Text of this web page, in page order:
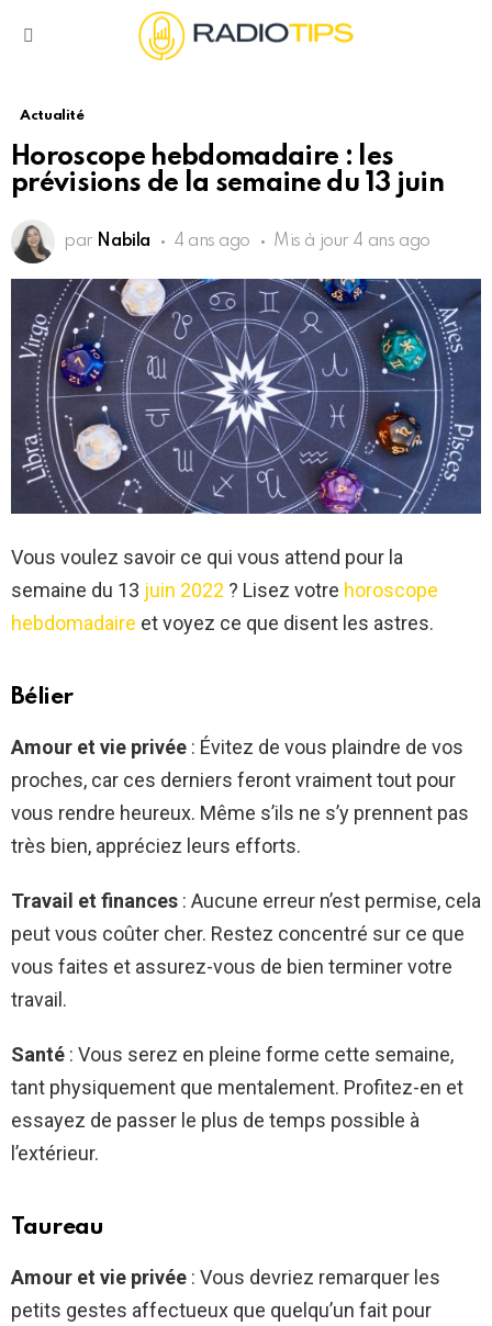
Actualité
Horoscope hebdomadaire : les
prévisions de la semaine du 13 juin
par Nabila 4 ans ago Mis à jour 4 ans ago
Vous voulez savoir ce qui vous attend pour la
semaine du 13 juin 2022 ? Lisez votre horoscope
hebdomadaire et voyez ce que disent les astres.
Bélier
Amour et vie privée : Évitez de vous plaindre de vos
proches, car ces derniers feront vraiment tout pour
vous rendre heureux. Même s’ils ne s’y prennent pas
très bien, appréciez leurs efforts.
Travail et finances : Aucune erreur n’est permise, cela
peut vous coûter cher. Restez concentré sur ce que
vous faites et assurez-vous de bien terminer votre
travail.
Santé : Vous serez en pleine forme cette semaine,
tant physiquement que mentalement. Profitez-en et
essayez de passer le plus de temps possible à
l’extérieur.
Taureau
Amour et vie privée : Vous devriez remarquer les
petits gestes affectueux que quelqu’un fait pour